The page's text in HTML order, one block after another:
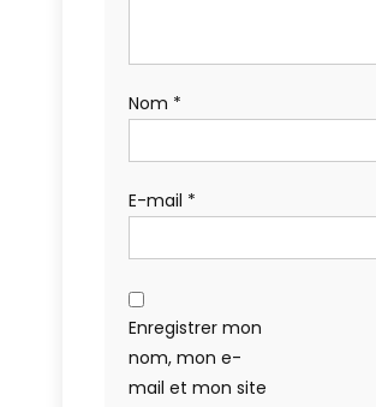
Nom *
E-mail *
Enregistrer mon
nom, mon e-
mail et mon site